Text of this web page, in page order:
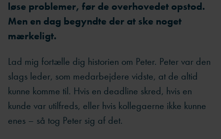
løse problemer, før de overhovedet opstod.
Men en dag begyndte der at ske noget
mærkeligt.
Lad mig fortælle dig historien om Peter. Peter var den
slags leder, som medarbejdere vidste, at de altid
kunne komme til. Hvis en deadline skred, hvis en
kunde var utilfreds, eller hvis kollegaerne ikke kunne
enes – så tog Peter sig af det.